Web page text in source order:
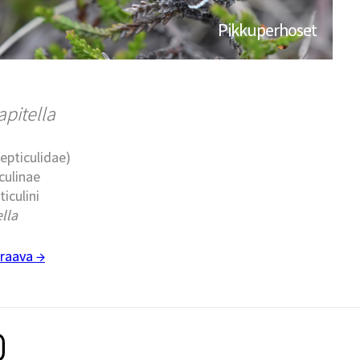
Pikkuperhoset
→